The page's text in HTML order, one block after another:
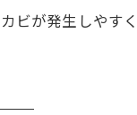
ビが発生しやす